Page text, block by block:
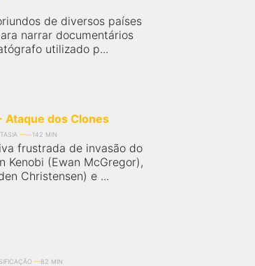
de diversos países
narrar documentários
utilizado p...
Ataque dos Clones
142 MIN
frustrada de invasão do
Kenobi (Ewan McGregor),
Christensen) e ...
82 MIN